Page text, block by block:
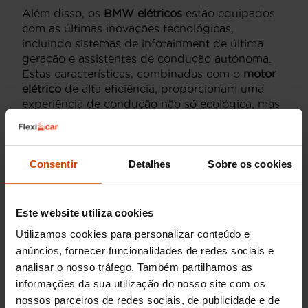
Consentir Detalhes Sobre os cookies
Este website utiliza cookies
Utilizamos cookies para personalizar conteúdo e
anúncios, fornecer funcionalidades de redes sociais e
analisar o nosso tráfego. Também partilhamos as
informações da sua utilização do nosso site com os
nossos parceiros de redes sociais, de publicidade e de
Além disso, os BMW elétricos estão equipados
com as últimas inovações tecnológicas,
incluindo sistemas de infotainment de última
geração e assistentes de condução autónoma.
Estas características, combinadas com o motor
elétrico de alta eficiência, proporcionam uma
experiência de condução não só ecológica, mas
também emocionante.
A Flexicar oferece uma variedade deBMW’s
elétricos usados
, meticulosamente
Preço dosBMW elétrico
usados